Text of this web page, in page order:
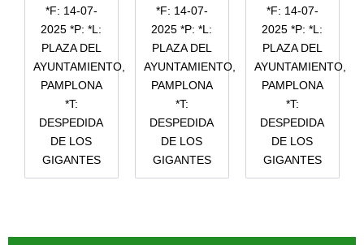
*F: 14-07-
2025 *P: *L:
PLAZA DEL
AYUNTAMIENTO,
PAMPLONA
*T:
DESPEDIDA
DE LOS
GIGANTES
*F: 14-07-
2025 *P: *L:
PLAZA DEL
AYUNTAMIENTO,
PAMPLONA
*T:
DESPEDIDA
DE LOS
GIGANTES
*F: 14-07-
2025 *P: *L:
PLAZA DEL
AYUNTAMIENTO,
PAMPLONA
*T:
DESPEDIDA
DE LOS
GIGANTES